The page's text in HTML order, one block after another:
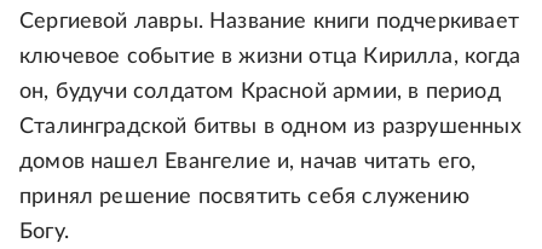
Сергиевой лавры. Название книги подчеркивает
ключевое событие в жизни отца Кирилла, когда
он, будучи солдатом Красной армии, в период
Сталинградской битвы в одном из разрушенных
домов нашел Евангелие и, начав читать его,
принял решение посвятить себя служению
Богу.